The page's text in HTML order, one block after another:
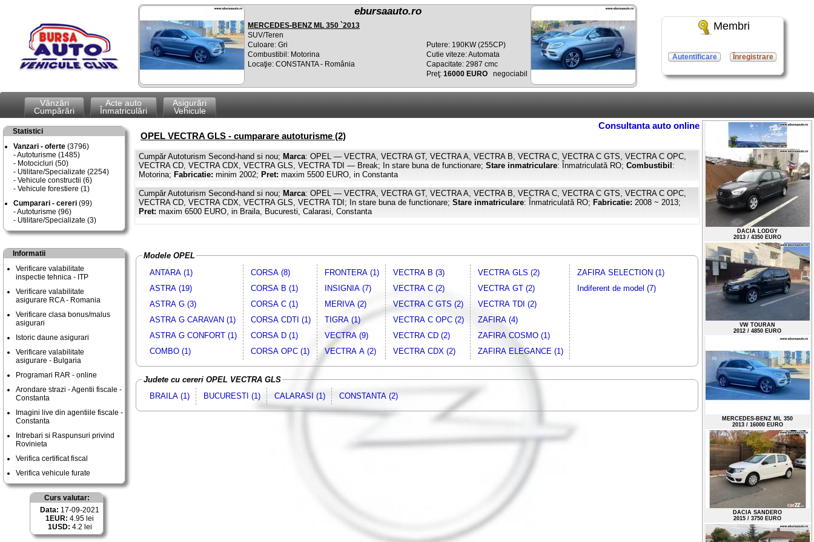
ebursaauto.ro
MERCEDES-BENZ ML 350 `2013
SUV/Teren
Culoare: Gri
Combustibil: Motorina
Locaţie: CONSTANTA - România
Putere: 190KW (255CP)
Cutie viteze: Automata
Capacitate: 2987 cmc
Preţ: 16000 EURO negociabil
Membri
Autentificare Înregistrare
Vânzări
Cumpărări
Acte auto
Înmatriculări
Asigurări
Vehicule
Statistici
Vanzari - oferte (3796)
Autoturisme (1485)
Motocicluri (50)
Utilitare/Specializate (2254)
Vehicule constructii (6)
Vehicule forestiere (1)
Cumparari - cereri (99)
Autoturisme (96)
Utilitare/Specializate (3)
Informatii
Verificare valabilitate
inspectie tehnica - ITP
Verificare valabilitate
asigurare RCA - Romania
Verificare clasa bonus/malus
asigurari
Istoric daune asigurari
Verificare valabilitate
asigurare - Bulgaria
Programari RAR - online
Arondare strazi - Agentii fiscale -
Constanta
Imagini live din agentiile fiscale -
Constanta
Intrebari si Raspunsuri privind
Rovinieta
Verifica certificat fiscal
Verifica vehicule furate
Curs valutar:
Data: 17-09-2021
1EUR: 4.95 lei
1USD: 4.2 lei
Consultanta auto online
OPEL VECTRA GLS - cumparare autoturisme (2)
Cumpăr Autoturism Second-hand si nou; Marca: OPEL — VECTRA, VECTRA GT, VECTRA A, VECTRA B, VECTRA C, VECTRA C GTS, VECTRA C OPC,
VECTRA CD, VECTRA CDX, VECTRA GLS, VECTRA TDI — Break; In stare buna de functionare; Stare inmatriculare: Înmatriculată RO; Combustibil :
Motorina; Fabricatie: minim 2002; Pret: maxim 5500 EURO, in Constanta
Cumpăr Autoturism Second-hand si nou; Marca: OPEL — VECTRA, VECTRA GT, VECTRA A, VECTRA B, VECTRA C, VECTRA C GTS, VECTRA C OPC,
VECTRA CD, VECTRA CDX, VECTRA GLS, VECTRA TDI; In stare buna de functionare; Stare inmatriculare: Înmatriculată RO; Fabricatie: 2008 ~ 2013;
Pret: maxim 6500 EURO, in Braila, Bucuresti, Calarasi, Constanta
Modele OPEL
ANTARA (1)
ASTRA (19)
ASTRA G (3)
ASTRA G CARAVAN (1)
ASTRA G CONFORT (1)
COMBO (1)
CORSA (8)
CORSA B (1)
CORSA C (1)
CORSA CDTI (1)
CORSA D (1)
CORSA OPC (1)
FRONTERA (1)
INSIGNIA (7)
MERIVA (2)
TIGRA (1)
VECTRA (9)
VECTRA A (2)
VECTRA B (3)
VECTRA C (2)
VECTRA C GTS (2)
VECTRA C OPC (2)
VECTRA CD (2)
VECTRA CDX (2)
VECTRA GLS (2)
VECTRA GT (2)
VECTRA TDI (2)
ZAFIRA (4)
ZAFIRA COSMO (1)
ZAFIRA ELEGANCE (1)
ZAFIRA SELECTION (1)
Indiferent de model (7)
Judete cu cereri OPEL VECTRA GLS
BRAILA (1)
BUCURESTI (1) CALARASI (1) CONSTANTA (2)
NISSAN QASHQAI
2018 / 17000 EURO
DACIA LODGY
2013 / 4350 EURO
VW TOURAN
2012 / 4850 EURO
MERCEDES-BENZ ML 350
2013 / 16000 EURO